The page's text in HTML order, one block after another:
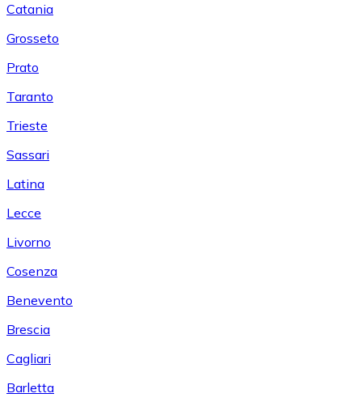
Catania
Grosseto
Prato
Taranto
Trieste
Sassari
Latina
Lecce
Livorno
Cosenza
Benevento
Brescia
Cagliari
Barletta